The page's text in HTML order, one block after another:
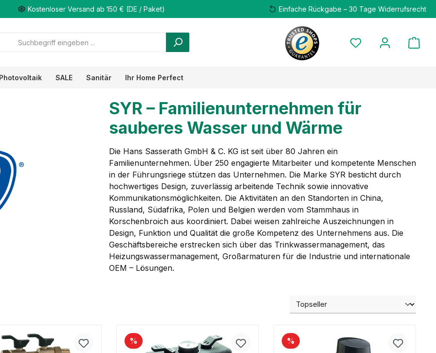
Kostenloser Versand ab 150 € (DE / Paket) Einfache Rückgabe – 30 Tage Widerrufsrecht
SALE Sanitär Ihr Home Perfect
SYR – Familienunternehmen für
sauberes Wasser und Wärme
Die Hans Sasserath GmbH & C. KG ist seit über 80 Jahren ein
Familienunternehmen. Über 250 engagierte Mitarbeiter und kompetente Menschen
in der Führungsriege stützen das Unternehmen. Die Marke SYR besticht durch
hochwertiges Design, zuverlässig arbeitende Technik sowie innovative
Kommunikationsmöglichkeiten. Die Aktivitäten an den Standorten in China,
Russland, Südafrika, Polen und Belgien werden vom Stammhaus in
Korschenbroich aus koordiniert. Dabei weisen zahlreiche Auszeichnungen in
Design, Funktion und Qualität die große Kompetenz des Unternehmens aus. Die
Geschäftsbereiche erstrecken sich über das Trinkwassermanagement, das
Heizungswassermanagement, Großarmaturen für die Industrie und internationale
OEM – Lösungen.
% %